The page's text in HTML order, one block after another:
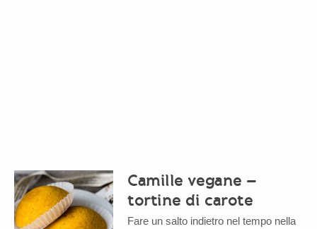
Camille vegane –
tortine di carote
Fare un salto indietro nel tempo nella